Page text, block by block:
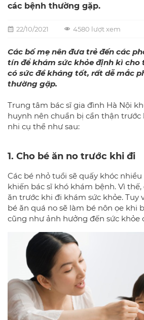
các bệnh thường gặp.
22/10/2021 4580 lượt xem
Các bố mẹ nên đưa trẻ đến các
tín để khám sức khỏe định kì cho
có sức đề kháng tốt, rất dễ mắc
thường gặp.
Trung tâm bác sĩ gia đình Hà Nội
huynh nên chuẩn bị cẩn thận
nhi cụ thể như sau:
1. Cho bé ăn no trước khi đi
Các bé nhỏ tuổi sẽ quấy khóc
khiến bác sĩ khó khám bệnh. Vì
ăn trước khi đi khám sức khỏe. Tuy
bé ăn quá no sẽ làm bé nôn ọe khi
cũng như ảnh hưởng đến sức khỏe